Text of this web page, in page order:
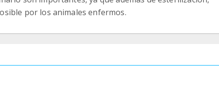
por los animales enfermos.